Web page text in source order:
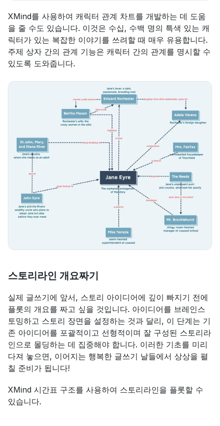
XMind를 사용하여 캐릭터 관계 차트를 개발하는 데 도움
을 줄 수도 있습니다. 이것은 수십, 수백 명의 특색 있는 캐
릭터가 있는 복잡한 이야기를 쓰려할 때 매우 유용합니다.
주제 상자 간의 관계 기능은 캐릭터 간의 관계를 명시할 수
있도록 도와줍니다.
스토리라인 개요짜기
실제 글쓰기에 앞서, 스토리 아이디어에 깊이 빠지기 전에
플롯의 개요를 짜고 싶을 것입니다. 아이디어를 브레인스
토밍하고 스토리 장면을 설정하는 것과 달리, 이 단계는 기
존 아이디어를 포괄적이고 선형적이며 잘 구성된 스토리라
인으로 몰딩하는 데 집중해야 합니다. 이러한 기초를 미리
다져 놓으면, 이어지는 행복한 글쓰기 날들에서 상상을 펼
칠 준비가 됩니다!
XMind 시간표 구조를 사용하여 스토리라인을 플롯할 수
있습니다.